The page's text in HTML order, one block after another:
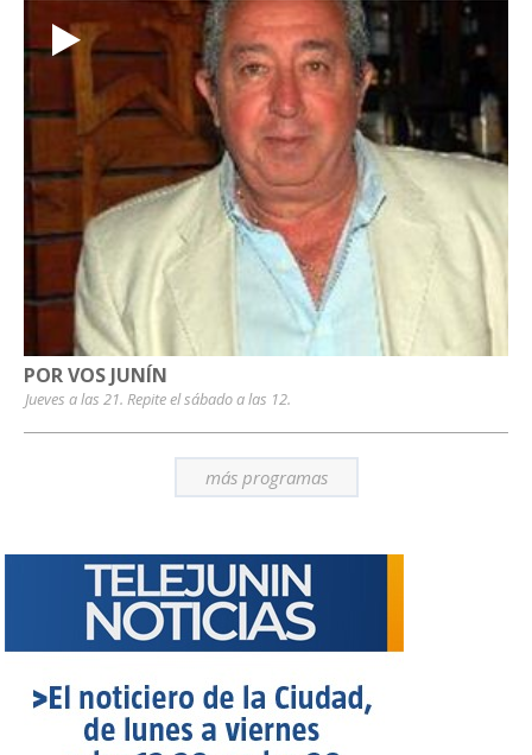
POR VOS JUNÍN
Jueves a las 21. Repite el sábado a las 12.
más programas